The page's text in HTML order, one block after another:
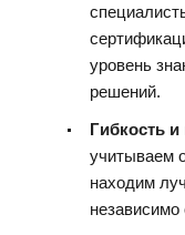
уровень
решений.
Гибкость
учитываем
находим